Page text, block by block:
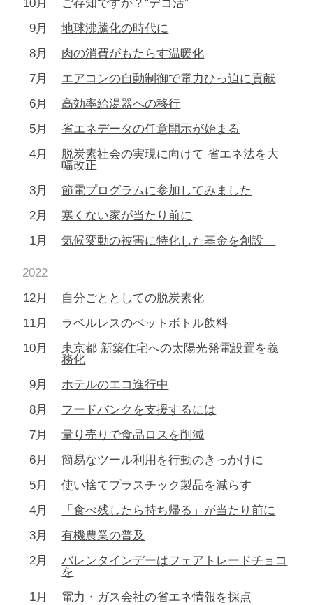
10月
ご存知ですか？“デコ活”
9月
地球沸騰化の時代に
8月
肉の消費がもたらす温暖化
7月
エアコンの自動制御で電力ひっ迫に貢献
6月
高効率給湯器への移行
5月
省エネデータの任意開示が始まる
4月
脱炭素社会の実現に向けて 省エネ法を大
幅改正
3月
節電プログラムに参加してみました
2月
寒くない家が当たり前に
1月
気候変動の被害に特化した基金を創設
2022
12月
自分ごととしての脱炭素化
11月
ラベルレスのペットボトル飲料
10月
東京都 新築住宅への太陽光発電設置を義
務化
9月
ホテルのエコ進行中
8月
フードバンクを支援するには
7月
量り売りで食品ロスを削減
6月
簡易なツール利用を行動のきっかけに
5月
使い捨てプラスチック製品を減らす
4月
「食べ残したら持ち帰る」が当たり前に
3月
有機農業の普及
2月
バレンタインデーはフェアトレードチョコ
を
1月
電力・ガス会社の省エネ情報を採点